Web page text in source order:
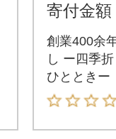
寄付金額
創業400余
し ー四季
ひとときー